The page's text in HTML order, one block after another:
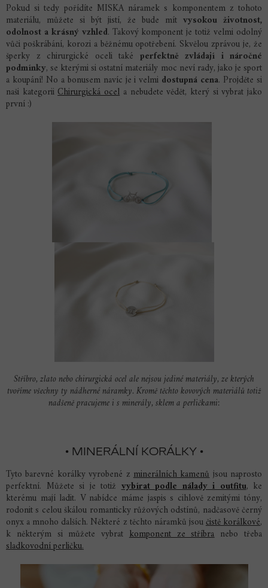
Pokud si tedy pořídíte MISKA náramek s komponentem z tohoto
materiálu, můžete si být jistí, že bude mít vysokou životnost,
odolnost a krásný vzhled. Takový komponent je totiž velmi odolný
vůči poškrábání, korozi a běžnému opotřebení. Skvělou zprávou je, že
šperky z chirurgické oceli také perfektně zvládají i náročné
podmínky, se kterými si ostatní materiály moc neví rady, jako je sport
a koupání! No a bonusem navíc je i velmi dostupná cena. Projděte si
naši kategoriiChirurgická ocel a nebudete vědět, který si vybrat jako
první :)
Stříbro, zlato nebo chirurgická ocel ale nejsou jediné materiály, ze kterých
tvoříme všechny ty nádherné náramky. Kromě těchto kovových materiálů totiž
nadšeně pracujeme i s minerály, sklem a perličkami:
• MINERÁLNÍ KORÁLKY •
Tyto barevné korálky vyrobené z minerálních kamenůjsou naprosto
perfektní. Můžete si je totižvybírat podle nálady i outfitu, ke
kterému mají ladit. V nabídce máme jaspis s cihlově zemitými tóny,
rodonit s celou škálou romanticky růžových odstínů, nadčasově černý
onyx a mnoho dalších. Některé z těchto náramků jsoučistě korálkové,
k některým si můžete vybrat komponent ze stříbranebo třeba
sladkovodní perličku.